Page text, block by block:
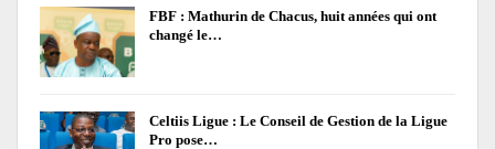
FBF : Mathurin de Chacus, huit années qui ont
changé le…
Celtiis Ligue : Le Conseil de Gestion de la Ligue
Pro pose…